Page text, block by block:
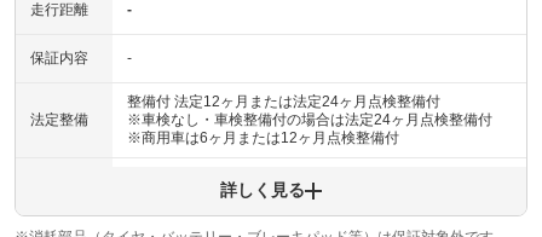
走行距離 -
保証内容 -
法定整備
整備付 法定12ヶ月または法定24ヶ月点検整備付
※車検なし・車検整備付の場合は法定24ヶ月点検整備付
※商用車は6ヶ月または12ヶ月点検整備付
詳しく見る